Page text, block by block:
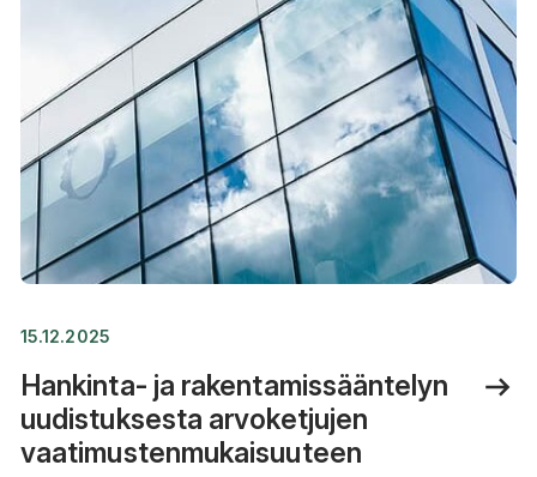
15.12.2025
Hankinta- ja rakentamissääntelyn
uudistuksesta arvoketjujen
vaatimustenmukaisuuteen